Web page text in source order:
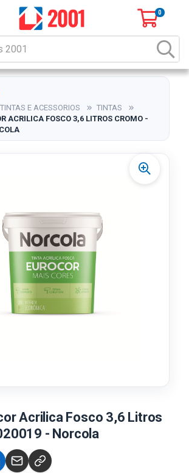
0
TINTAS E ACESSORIOS
TINTAS
ACRILICA FOSCO 3,6 LITROS CROMO -
Acrilica Fosco 3,6 Litros
- Norcola